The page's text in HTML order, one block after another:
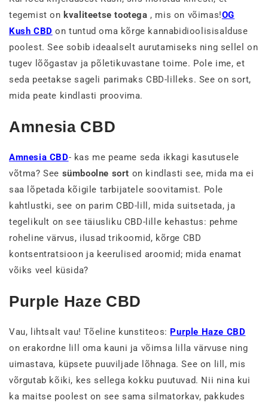
tegemist on kvaliteetse tootega , mis on võimas!OG
Kush CBD on tuntud oma kõrge kannabidioolisisalduse
poolest. See sobib ideaalselt aurutamiseks ning sellel on
tugev lõõgastav ja põletikuvastane toime. Pole ime, et
seda peetakse sageli parimaks CBD-lilleks. See on sort,
mida peate kindlasti proovima.
Amnesia CBD
Amnesia CBD- kas me peame seda ikkagi kasutusele
võtma? See sümboolne sort on kindlasti see, mida ma ei
saa lõpetada kõigile tarbijatele soovitamist. Pole
kahtlustki, see on parim CBD-lill, mida suitsetada, ja
tegelikult on see täiusliku CBD-lille kehastus: pehme
roheline värvus, ilusad trikoomid, kõrge CBD
kontsentratsioon ja keerulised aroomid; mida enamat
võiks veel küsida?
Purple Haze CBD
Vau, lihtsalt vau! Tõeline kunstiteos: Purple Haze CBD
on erakordne lill oma kauni ja võimsa lilla värvuse ning
uimastava, küpsete puuviljade lõhnaga. See on lill, mis
võrgutab kõiki, kes sellega kokku puutuvad. Nii nina kui
ka maitse poolest on see sama silmatorkav, pakkudes